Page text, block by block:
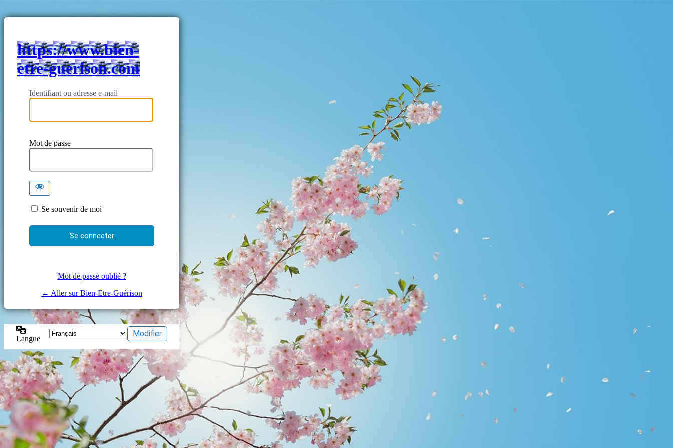
https://www.bien-
etre-guerison.com
Identifiant ou adresse e-mail
Mot de passe
Se souvenir de moi
Mot de passe oublié ?
← Aller sur Bien-Etre-Guérison
Langue